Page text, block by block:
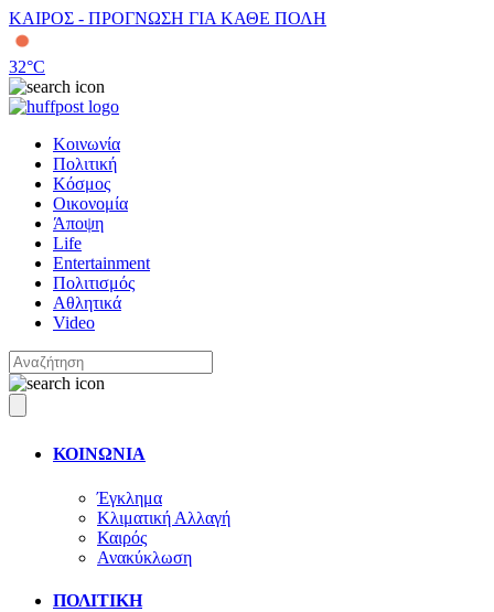
ΚΑΙΡΟΣ - ΠΡΟΓΝΩΣΗ ΓΙΑ ΚΑΘΕ ΠΟΛΗ
32°C
Κοινωνία
Πολιτική
Κόσμος
Οικονομία
Άποψη
Life
Entertainment
Πολιτισμός
Αθλητικά
Video
ΚΟΙΝΩΝΙΑ
Έγκλημα
Κλιματική Αλλαγή
Καιρός
Ανακύκλωση
ΠΟΛΙΤΙΚΗ